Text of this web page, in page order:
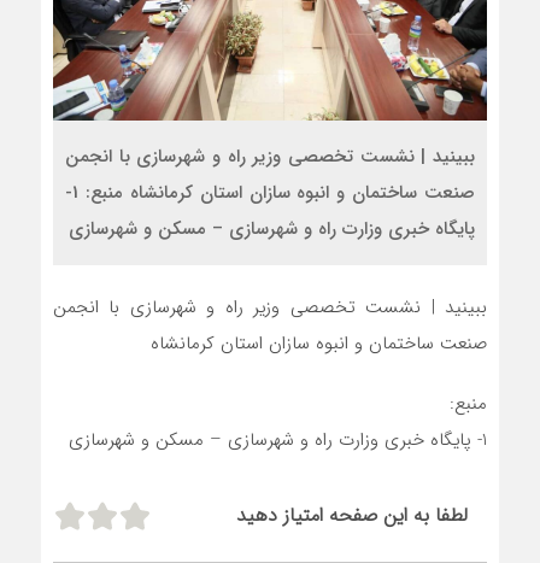
ببینید | نشست تخصصی وزیر راه و شهرسازی با انجمن
صنعت ساختمان و انبوه سازان استان کرمانشاه منبع: 1-
پایگاه خبری وزارت راه و شهرسازی – مسکن و شهرسازی
ببینید | نشست تخصصی وزیر راه و شهرسازی با انجمن
صنعت ساختمان و انبوه سازان استان کرمانشاه
منبع:
1- پایگاه خبری وزارت راه و شهرسازی – مسکن و شهرسازی
لطفا به این صفحه امتیاز دهید